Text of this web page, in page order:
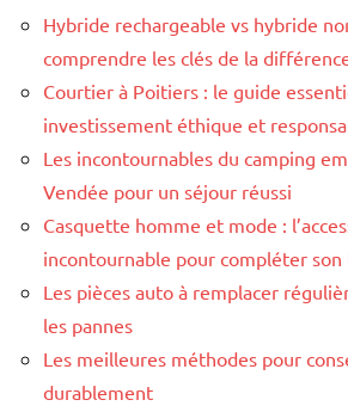
Hybride rechargeable vs hybride
comprendre les clés de la
Courtier à Poitiers : le guide
investissement éthique et
Les incontournables du camping
Vendée pour un séjour réussi
Casquette homme et mode :
incontournable pour compléter son
Les pièces auto à remplacer
les pannes
Les meilleures méthodes pour
durablement